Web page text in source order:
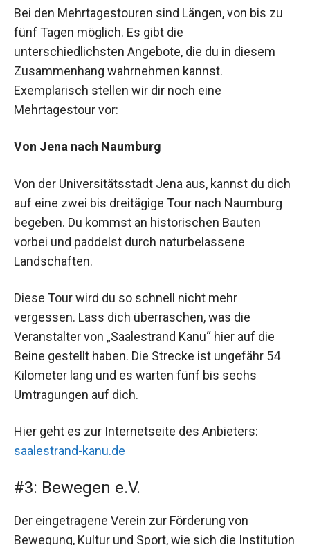
Bei den Mehrtagestouren sind Längen, von bis zu
fünf Tagen möglich. Es gibt die
unterschiedlichsten Angebote, die du in diesem
Zusammenhang wahrnehmen kannst.
Exemplarisch stellen wir dir noch eine
Mehrtagestour vor:
Von Jena nach Naumburg
Von der Universitätsstadt Jena aus, kannst du dich
auf eine zwei bis dreitägige Tour nach Naumburg
begeben. Du kommst an historischen Bauten
vorbei und paddelst durch naturbelassene
Landschaften.
Diese Tour wird du so schnell nicht mehr
vergessen. Lass dich überraschen, was die
Veranstalter von „Saalestrand Kanu“ hier auf die
Beine gestellt haben. Die Strecke ist ungefähr 54
Kilometer lang und es warten fünf bis sechs
Umtragungen auf dich.
Hier geht es zur Internetseite des Anbieters:
saalestrand-kanu.de
#3: Bewegen e.V.
Der eingetragene Verein zur Förderung von
Bewegung, Kultur und Sport, wie sich die Institution